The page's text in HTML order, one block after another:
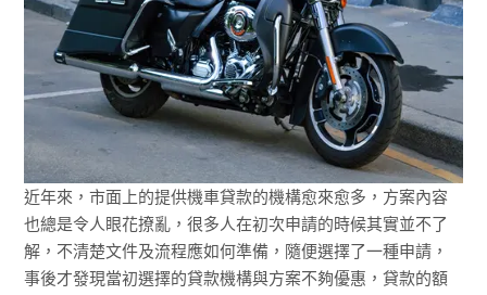
近年來，市面上的提供機車貸款的機構愈來愈多，方案內容
也總是令人眼花撩亂，很多人在初次申請的時候其實並不了
解，不清楚文件及流程應如何準備，隨便選擇了一種申請，
事後才發現當初選擇的貸款機構與方案不夠優惠，貸款的額